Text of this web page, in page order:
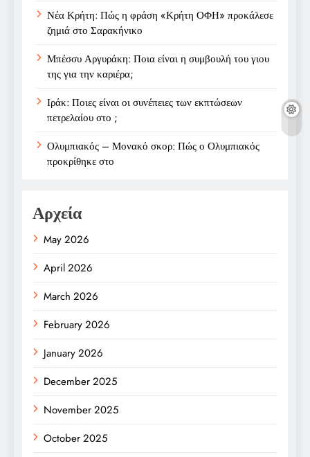
Νέα Κρήτη: Πώς η φράση «Κρήτη ΟΦΗ» προκάλεσε
ζημιά στο Σαρακήνικο
Μπέσσυ Αργυράκη: Ποια είναι η συμβουλή του γιου
της για την καριέρα;
Ιράκ: Ποιες είναι οι συνέπειες των εκπτώσεων
πετρελαίου στο ;
Ολυμπιακός – Μονακό σκορ: Πώς ο Ολυμπιακός
προκρίθηκε στο
Αρχεία
May 2026
April 2026
March 2026
February 2026
January 2026
December 2025
November 2025
October 2025